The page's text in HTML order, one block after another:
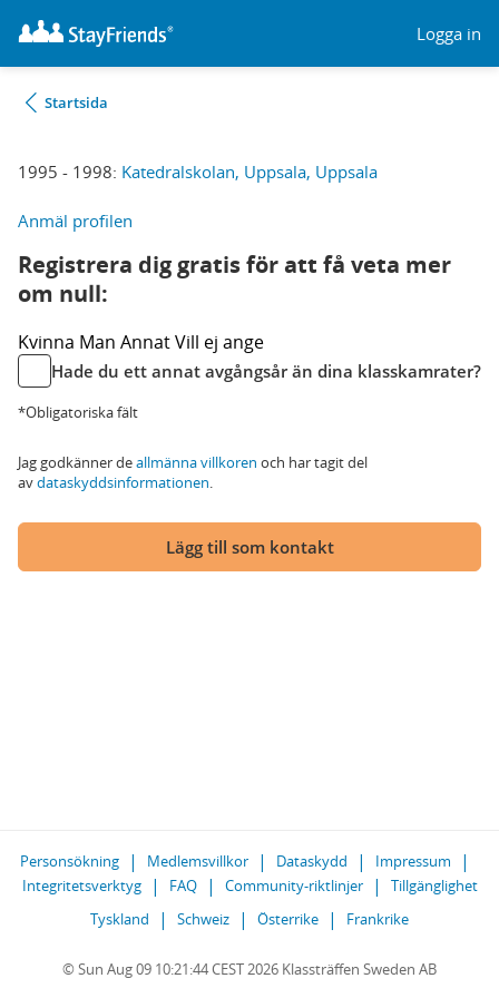
Logga in
Startsida
1995 - 1998: Katedralskolan, Uppsala, Uppsala
Anmäl profilen
Registrera dig gratis för att få veta mer
om null:
Kvinna Man AnnatVill ej ange
Hade du ett annat avgångsår än dina klasskamrater?
*Obligatoriska fält
Jag godkänner deallmänna villkoren och har tagit del
avdataskyddsinformationen.
Lägg till som kontakt
Personsökning Medlemsvillkor Dataskydd
Impressum
Integritetsverktyg
FAQ Community-riktlinjer
Tillgänglighet
Tyskland
Schweiz Österrike Frankrike
© Sun Aug 09 10:21:44 CEST 2026 Klassträffen Sweden AB